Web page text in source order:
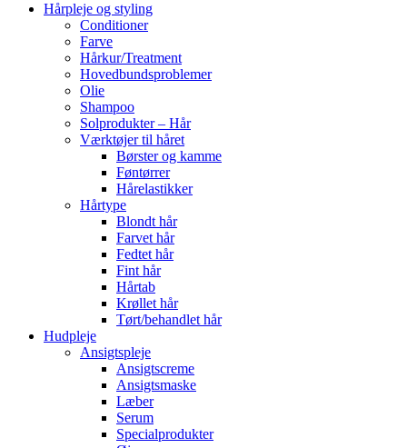
Hårpleje og styling
Conditioner
Farve
Hårkur/Treatment
Hovedbundsproblemer
Olie
Shampoo
Solprodukter – Hår
Værktøjer til håret
Børster og kamme
Føntørrer
Hårelastikker
Hårtype
Blondt hår
Farvet hår
Fedtet hår
Fint hår
Hårtab
Krøllet hår
Tørt/behandlet hår
Hudpleje
Ansigtspleje
Ansigtscreme
Ansigtsmaske
Læber
Serum
Specialprodukter